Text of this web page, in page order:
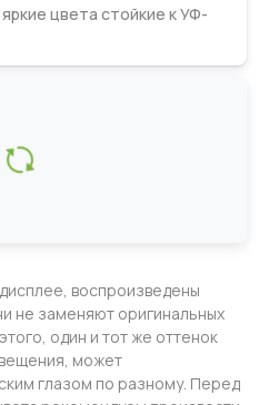
цвета стойкие к УФ-
воспроизведены
не заменяют оригинальных
один и тот же оттенок
может
глазом по разному. Перед